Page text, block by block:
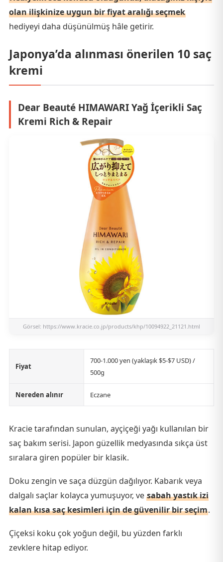
olan ilişkinize uygun bir fiyat aralığı seçmek
hediyeyi daha düşünülmüş hâle getirir.
Japonya’da alınması önerilen 10 saç
kremi
Dear Beauté HIMAWARI Yağ İçerikli Saç
Kremi Rich & Repair
Görsel: https://www.kracie.co.jp/products/khp/10094922_21121.html
Fiyat
700-1.000 yen (yaklaşık $5-$7 USD) /
500g
Nereden alınır Eczane
Kracie tarafından sunulan, ayçiçeği yağı kullanılan bir
saç bakım serisi. Japon güzellik medyasında sıkça üst
sıralara giren popüler bir klasik.
Doku zengin ve saça düzgün dağılıyor. Kabarık veya
dalgalı saçlar kolayca yumuşuyor, ve sabah yastık izi
kalan kısa saç kesimleri için de güvenilir bir seçim.
Çiçeksi koku çok yoğun değil, bu yüzden farklı
zevklere hitap ediyor.